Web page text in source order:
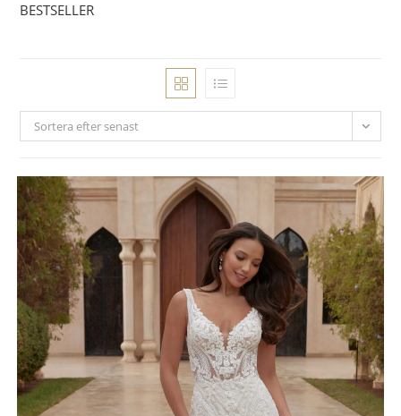
BESTSELLER
Sortera efter senast